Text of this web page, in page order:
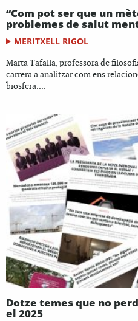
“Com pot ser que un
problemes de salut
MERITXELL RIGOL
Marta Tafalla, professora de
carrera a analitzar com ens
biosfera....
Dotze temes que no
el 2025